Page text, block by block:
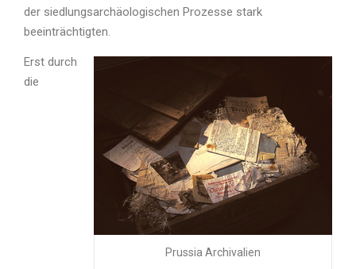
der siedlungsarchäologischen Prozesse stark
beeinträchtigten.
Prussia Archivalien
Erst durch
die